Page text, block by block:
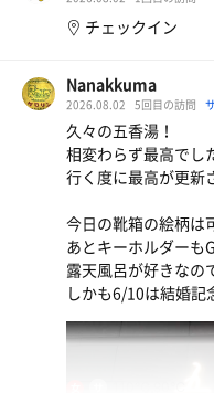
黒舞茸パルミジャ
給水器 →ラドン水
カラン →硬水
と書いてある🤩
ホスピタリティ最幸😍
ステッカー購入⤴️
ﾊﾋﾟﾊﾋﾟ過ぎた〜〜😍
チェックイン
Nanakkuma
2026.08.02 5回目の訪問
久々の五香湯！
相変わらず最高でし
行く度に最高が更新
今日の靴箱の絵柄は
あとキーホルダーも
露天風呂が好きなの
しかも6/10は結婚記